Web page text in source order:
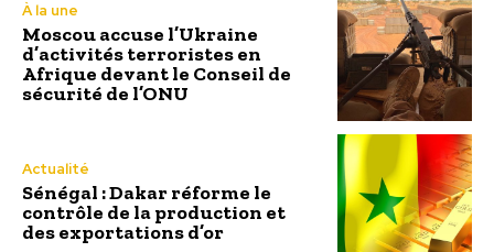
À la une
Moscou accuse l’Ukraine
d’activités terroristes en
Afrique devant le Conseil de
sécurité de l’ONU
Actualité
Sénégal : Dakar réforme le
contrôle de la production et
des exportations d’or